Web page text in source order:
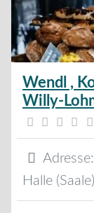
Wendl ,
Willy-
Adresse:
Halle (Saale)